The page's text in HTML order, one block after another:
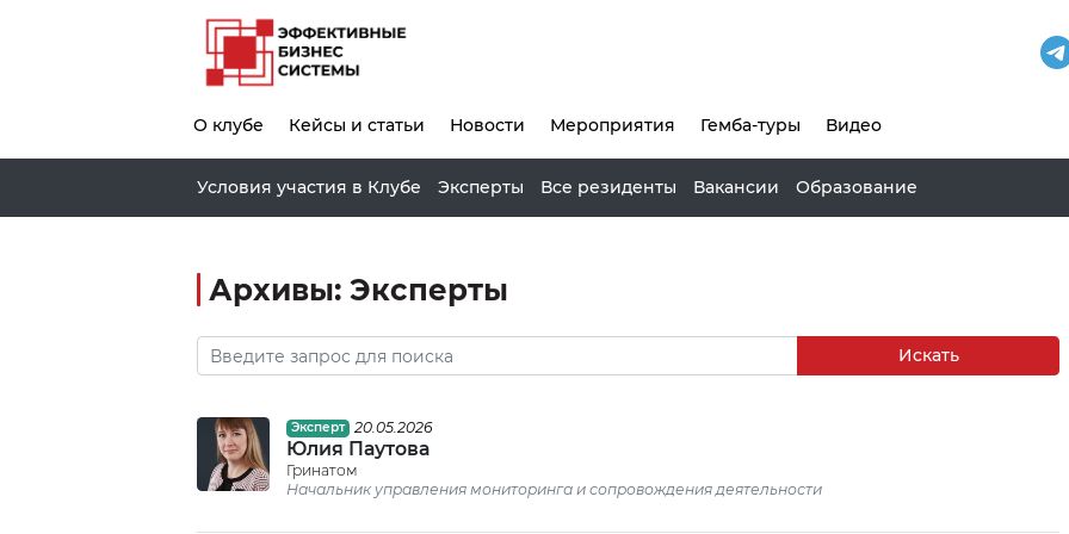
О клубе Кейсы и статьи Новости Мероприятия Гемба-туры Видео
Условия участия в Клубе Эксперты Все резиденты Вакансии Образование
Архивы: Эксперты
Искать
Эксперт 20.05.2026
Юлия Паутова
Гринатом
Начальник управления мониторинга и сопровождения деятельности